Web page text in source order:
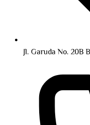
Jl. Garuda No. 20B